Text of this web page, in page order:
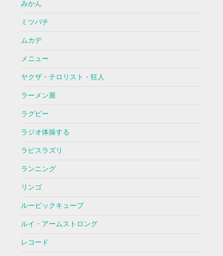
みかん
ミツバチ
ムカデ
メニュー
ヤクザ・テロリスト・狂人
ラーメン屋
ラグビー
ラジオ体操する
ラピスラズリ
ランニング
リンゴ
ルービックキューブ
ルイ・アームストロング
レコード